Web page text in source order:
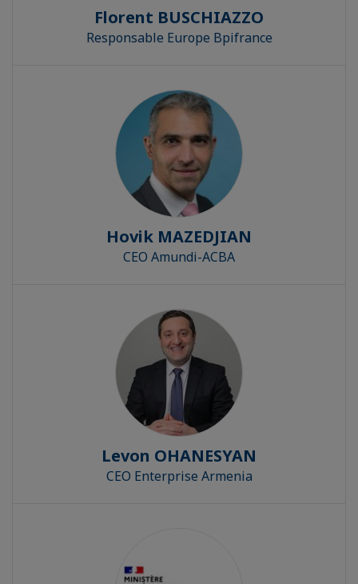
Florent BUSCHIAZZO
Responsable Europe Bpifrance
Hovik MAZEDJIAN
CEO Amundi-ACBA
Levon OHANESYAN
CEO Enterprise Armenia